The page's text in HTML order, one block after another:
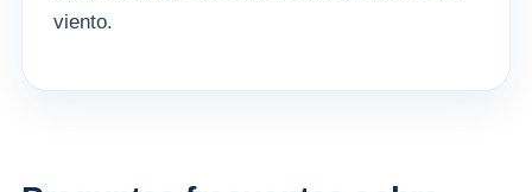
viento.